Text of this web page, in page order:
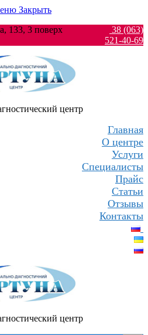
Закрыть
133, 3 поверх
38 (063)
521-40-69
центр
Главная
О центре
Услуги
Специалисты
Прайс
Статьи
Отзывы
Контакты
центр